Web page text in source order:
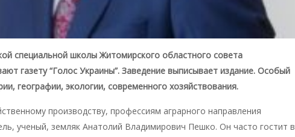
специальной школы Житомирского областного совета
газету “Голос Украины”. Заведение выписывает издание. Особый
географии, экологии, современного хозяйствования.
производству, профессиям аграрного направления
ученый, земляк Анатолий Владимирович Пешко. Он часто гостит в